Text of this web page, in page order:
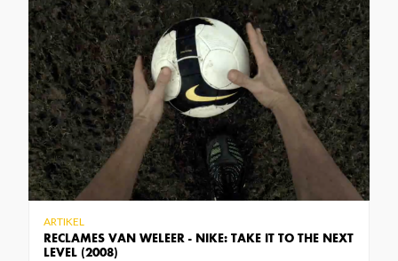
RECLAMES VAN WELEER - NIKE: TAKE IT TO THE NEXT
LEVEL (2008)
ARTIKEL